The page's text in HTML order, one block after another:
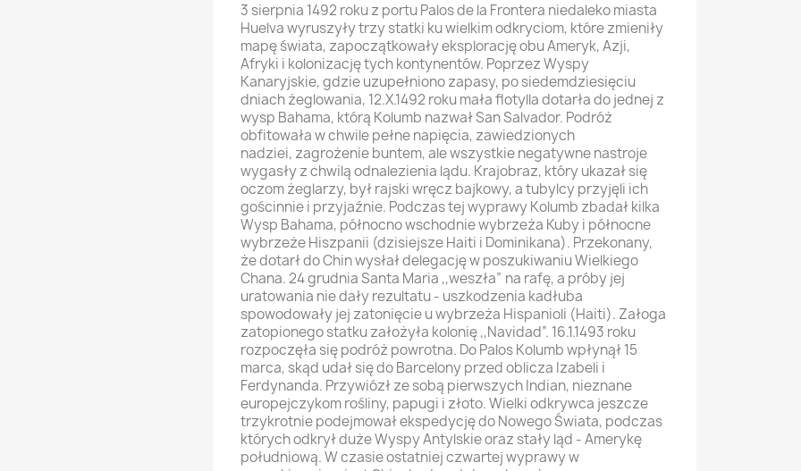
3 sierpnia 1492 roku z portu Palos de la Frontera niedaleko miasta
Huelva wyruszyły trzy statki ku wielkim odkryciom, które zmieniły
mapę świata, zapoczątkowały eksplorację obu Ameryk, Azji,
Afryki i kolonizację tych kontynentów. Poprzez Wyspy
Kanaryjskie, gdzie uzupełniono zapasy, po siedemdziesięciu
dniach żeglowania, 12.X.1492 roku mała flotylla dotarła do jednej z
wysp Bahama, którą Kolumb nazwał San Salvador. Podróż
obfitowała w chwile pełne napięcia, zawiedzionych
nadziei, zagrożenie buntem, ale wszystkie negatywne nastroje
wygasły z chwilą odnalezienia lądu. Krajobraz, który ukazał się
oczom żeglarzy, był rajski wręcz bajkowy, a tubylcy przyjęli ich
gościnnie i przyjaźnie. Podczas tej wyprawy Kolumb zbadał kilka
Wysp Bahama, północno wschodnie wybrzeża Kuby i północne
wybrzeże Hiszpanii (dzisiejsze Haiti i Dominikana). Przekonany,
że dotarł do Chin wysłał delegację w poszukiwaniu Wielkiego
Chana. 24 grudnia Santa Maria ,,weszła” na rafę, a próby jej
uratowania nie dały rezultatu - uszkodzenia kadłuba
spowodowały jej zatonięcie u wybrzeża Hispanioli (Haiti). Załoga
zatopionego statku założyła kolonię ,,Navidad”. 16.1.1493 roku
rozpoczęła się podróż powrotna. Do Palos Kolumb wpłynął 15
marca, skąd udał się do Barcelony przed oblicza Izabeli i
Ferdynanda. Przywiózł ze sobą pierwszych Indian, nieznane
europejczykom rośliny, papugi i złoto. Wielki odkrywca jeszcze
trzykrotnie podejmował ekspedycję do Nowego Świata, podczas
których odkrył duże Wyspy Antylskie oraz stały ląd - Amerykę
południową. W czasie ostatniej czwartej wyprawy w